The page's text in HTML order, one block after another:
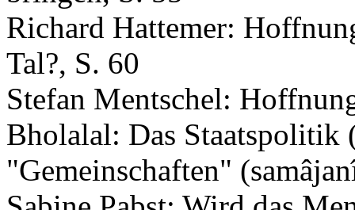
Richard Hattemer:
Tal?, S. 60
Stefan Mentschel:
Bholalal: Das
"Gemeinschaften"